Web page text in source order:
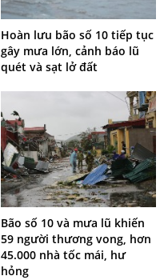
Hoàn lưu bão số 10 tiếp tục
gây mưa lớn, cảnh báo lũ
quét và sạt lở đất
Bão số 10 và mưa lũ khiến
59 người thương vong, hơn
45.000 nhà tốc mái, hư
hỏng